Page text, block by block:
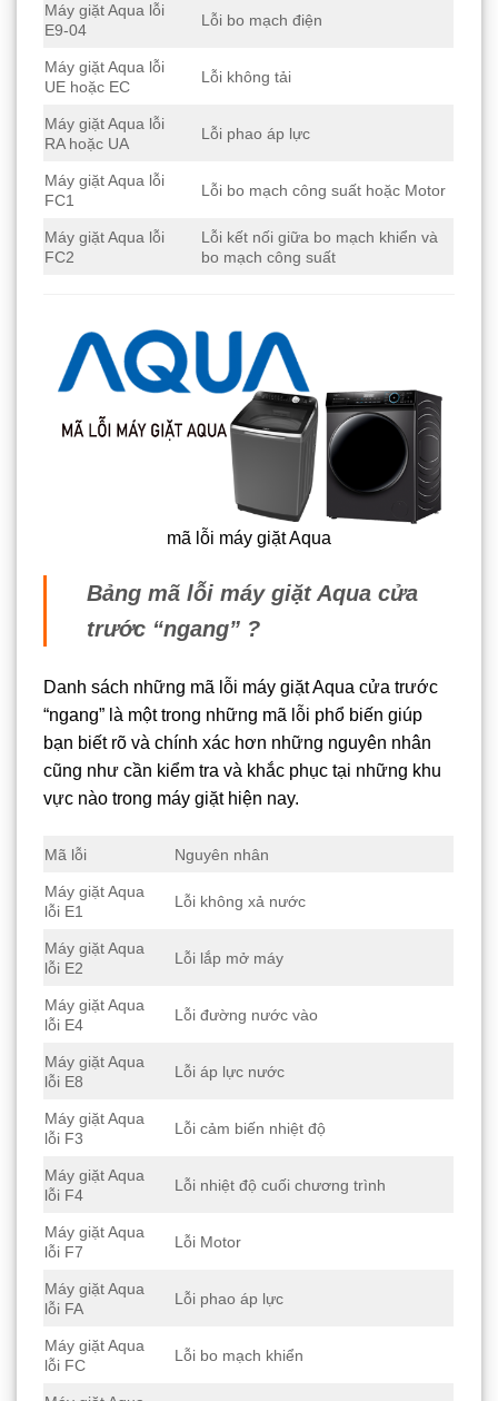
Máy giặt Aqua lỗi
E9-04
Lỗi bo mạch điện
Máy giặt Aqua lỗi
UE hoặc EC
Lỗi không tải
Máy giặt Aqua lỗi
RA hoặc UA
Lỗi phao áp lực
Máy giặt Aqua lỗi
FC1
Lỗi bo mạch công suất hoặc Motor
Máy giặt Aqua lỗi
FC2
Lỗi kết nối giữa bo mạch khiển và
bo mạch công suất
mã lỗi máy giặt Aqua
Bảng mã lỗi máy giặt Aqua cửa
trước “ngang” ?
Danh sách những mã lỗi máy giặt Aqua cửa trước
“ngang” là một trong những mã lỗi phổ biến giúp
bạn biết rõ và chính xác hơn những nguyên nhân
cũng như cần kiểm tra và khắc phục tại những khu
vực nào trong máy giặt hiện nay.
Mã lỗi Nguyên nhân
Máy giặt Aqua
lỗi E1
Lỗi không xả nước
Máy giặt Aqua
lỗi E2
Lỗi lắp mở máy
Máy giặt Aqua
lỗi E4
Lỗi đường nước vào
Máy giặt Aqua
lỗi E8
Lỗi áp lực nước
Máy giặt Aqua
lỗi F3
Lỗi cảm biến nhiệt độ
Máy giặt Aqua
lỗi F4
Lỗi nhiệt độ cuối chương trình
Máy giặt Aqua
lỗi F7
Lỗi Motor
Máy giặt Aqua
lỗi FA
Lỗi phao áp lực
Máy giặt Aqua
lỗi FC
Lỗi bo mạch khiển